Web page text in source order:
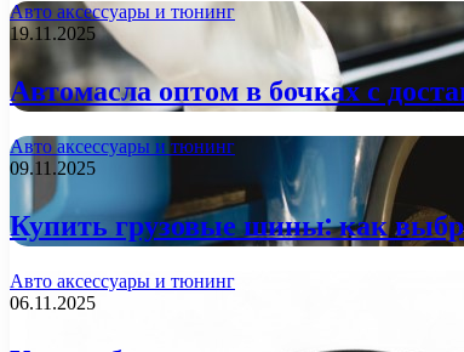
Авто аксессуары и тюнинг
19.11.2025
Автомасла оптом в бочках с
Авто аксессуары и тюнинг
09.11.2025
Купить грузовые шины: как
Авто аксессуары и тюнинг
06.11.2025